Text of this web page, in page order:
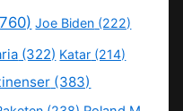
Joe Biden (222)
(322) Katar (214)
(383)